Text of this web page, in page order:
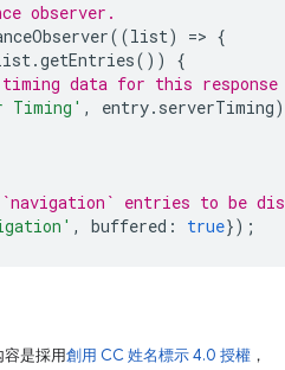
observer.
((list) => {
.getEntries())
{
data for this response
Timing' , entry. serverTiming
entries to be
, buffered : true});
是採用創用 CC 姓名標示 4.0 授權 ，